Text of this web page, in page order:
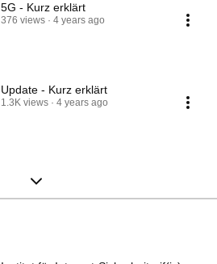
5G - Kurz erklärt
376 views 4 years ago
Update - Kurz erklärt
1.3K views 4 years ago